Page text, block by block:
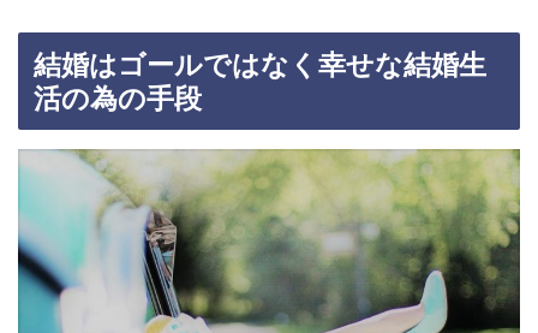
結婚はゴールではなく幸せな結婚生
活の為の手段